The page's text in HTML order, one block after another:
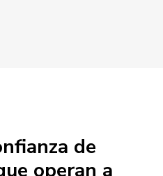
de
operan a